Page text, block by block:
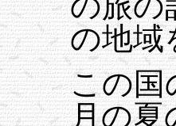
の地域
この国
月の夏